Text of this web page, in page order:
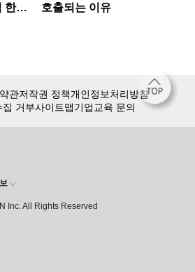
한계
호출되는 이유
관저작권 정책개인정보처리방침
집 거부사이트맵기업교육 문의
Inc. All Rights Reserved